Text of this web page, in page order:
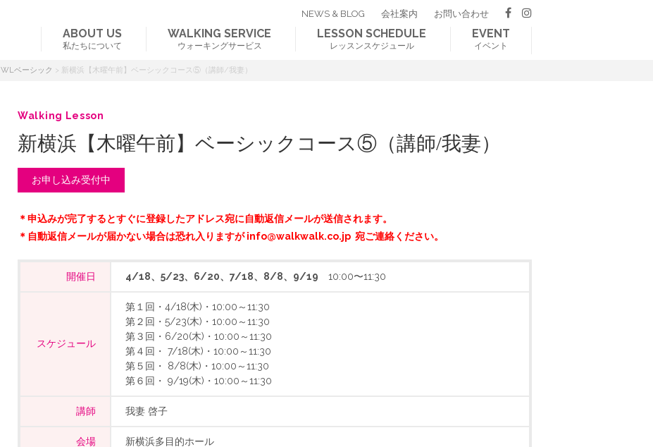
NEWS & BLOG 会社案内 お問い合わせ
ABOUT US
私たちについて
WALKING SERVICE
ウォーキングサービス
LESSON SCHEDULE
レッスンスケジュール
EVENT
イベント
WLベーシック > 新横浜【木曜午前】ベーシックコース⑤（講師/我妻）
Walking Lesson
新横浜【木曜午前】ベーシックコース⑤（講師/我妻）
お申し込み受付中
＊申込みが完了するとすぐに登録したアドレス宛に自動返信メールが送信されます。
＊自動返信メールが届かない場合は恐れ入りますが info@walkwalk.co.jp 宛ご連絡ください。
開催日 4/18、5/23、6/20、7/18、8/8、9/19 10:00〜11:30
スケジュール
第１回・4/18(木)・10:00～11:30
第２回・5/23(木)・10:00～11:30
第３回・6/20(木)・10:00～11:30
第４回・ 7/18(木)・10:00～11:30
第５回・ 8/8(木)・10:00～11:30
第６回・ 9/19(木)・10:00～11:30
講師 我妻 啓子
会場 新横浜多目的ホール